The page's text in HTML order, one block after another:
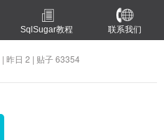
SqlSugar教程 联系我们
| 昨日 2 | 贴子 63354